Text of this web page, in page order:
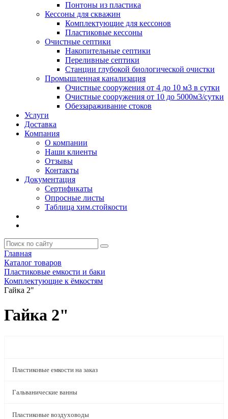
Понтоны из пластика
Кессоны для скважин
Комплектующие для кессонов
Пластиковые кессоны
Очистные септики
Накопительные септики
Переливные септики
Станции глубокой биологической очистки
Промышленная канализация
Очистные сооружения от 4 до 10 м3 в сутки
Очистные сооружения от 10 до 5000м3/сутки
Обеззараживание стоков
Услуги
Доставка
Компания
О компании
Наши клиенты
Отзывы
Контакты
Документация
Сертификаты
Опросные листы
Таблица хим.стойкости
Главная
Каталог товаров
Пластиковые емкости и баки
Комплектующие к ёмкостям
Гайка 2"
Гайка 2"
Пластиковые емкости на заказ
Гальванические ванны
Пластиковые воздуховоды